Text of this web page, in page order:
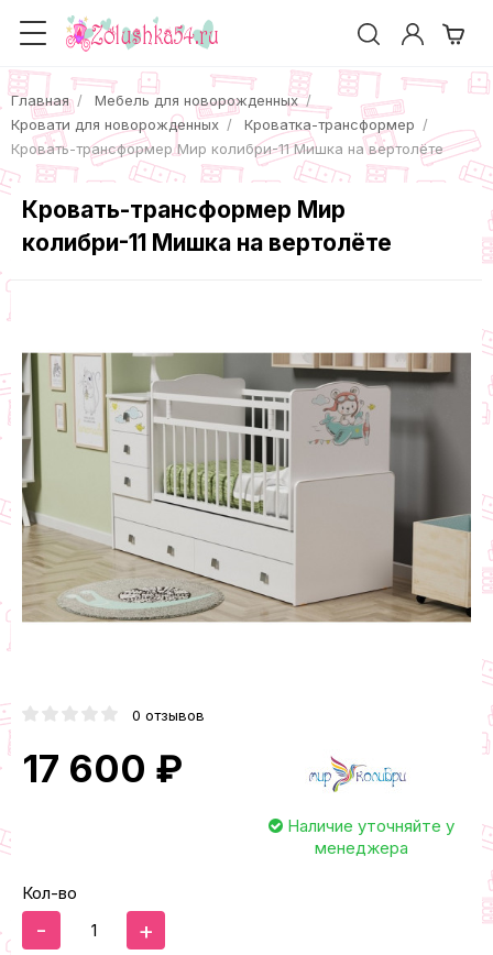
Главная
Мебель для новорожденных
Кровати для новорожденных
Кроватка-трансформер
Кровать-трансформер Мир колибри-11 Мишка на вертолёте
Кровать-трансформер Мир
колибри-11 Мишка на вертолёте
0 отзывов
17 600 ₽
Наличие уточняйте у
менеджера
Кол-во
- +